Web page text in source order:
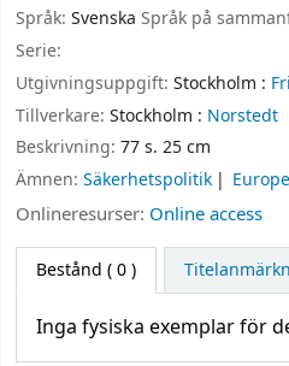
Språk: Svenska Språk på
Serie:
Utgivningsuppgift: Stockholm :
Tillverkare: Stockholm : Norstedt
Beskrivning: 77 s. 25 cm
Ämnen: Säkerhetspolitik
Onlineresurser: Online access
Bestånd ( 0 )
Inga fysiska exemplar för